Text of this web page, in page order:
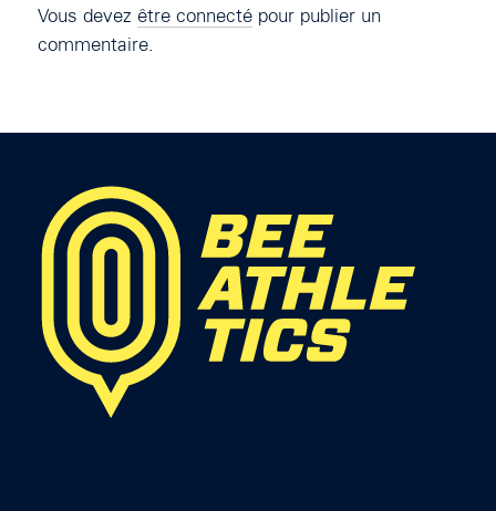
Vous devez être connectépour publier un
commentaire.